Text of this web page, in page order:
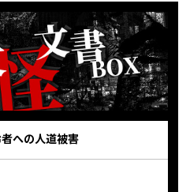
への人道被害